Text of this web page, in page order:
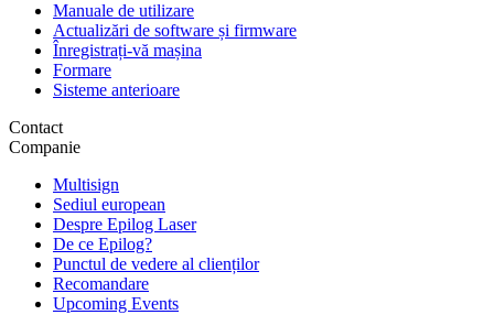
Manuale de utilizare
Actualizări de software și firmware
Înregistrați-vă mașina
Formare
Sisteme anterioare
Contact
Companie
Multisign
Sediul european
Despre Epilog Laser
De ce Epilog?
Punctul de vedere al clienților
Recomandare
Upcoming Events